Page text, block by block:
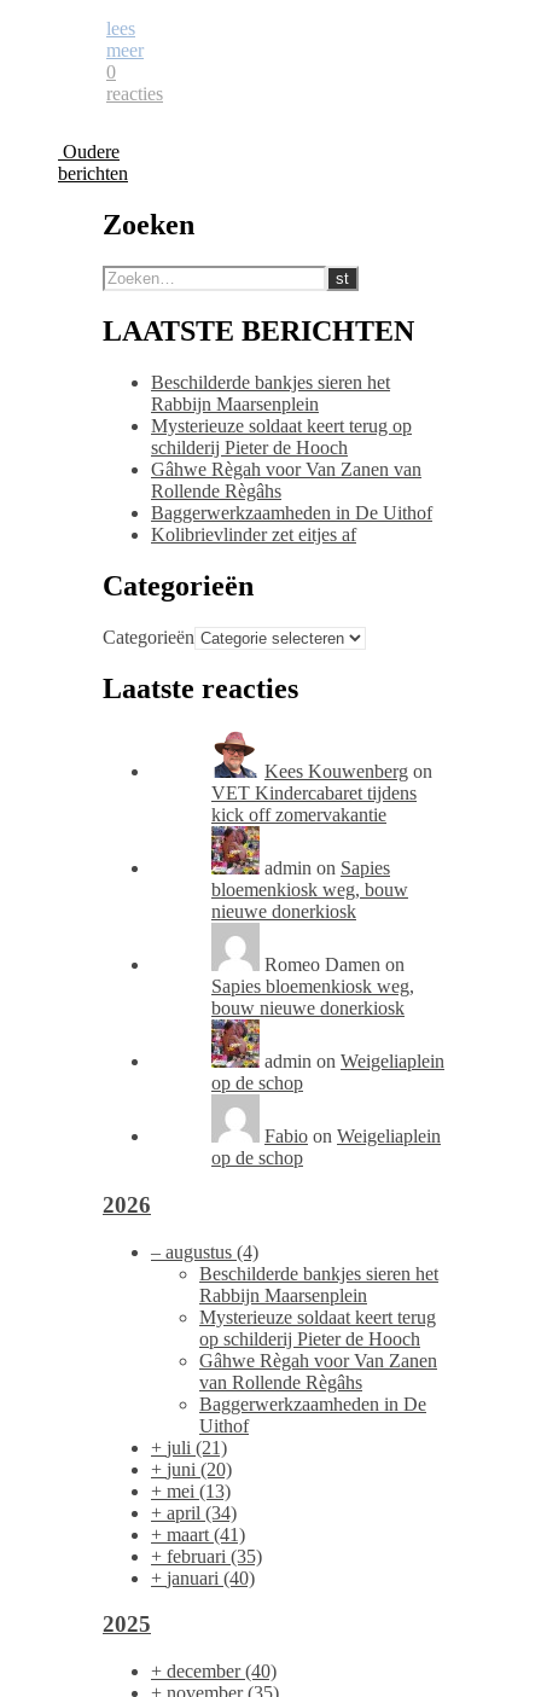
lees
meer
0
reacties
Oudere
berichten
Zoeken
LAATSTE BERICHTEN
Beschilderde bankjes sieren het
Rabbijn Maarsenplein
Mysterieuze soldaat keert terug op
schilderij Pieter de Hooch
Gâhwe Règah voor Van Zanen van
Rollende Règâhs
Baggerwerkzaamheden in De Uithof
Kolibrievlinder zet eitjes af
Categorieën
Categorieën
Laatste reacties
Kees Kouwenberg on
VET Kindercabaret tijdens
kick off zomervakantie
admin on Sapies
bloemenkiosk weg, bouw
nieuwe donerkiosk
Romeo Damen on
Sapies bloemenkiosk weg,
bouw nieuwe donerkiosk
admin on Weigeliaplein
op de schop
Fabio on Weigeliaplein
op de schop
2026
– augustus (4)
Beschilderde bankjes sieren het
Rabbijn Maarsenplein
Mysterieuze soldaat keert terug
op schilderij Pieter de Hooch
Gâhwe Règah voor Van Zanen
van Rollende Règâhs
Baggerwerkzaamheden in De
Uithof
+ juli (21)
+ juni (20)
+ mei (13)
+ april (34)
+ maart (41)
+ februari (35)
+ januari (40)
2025
+ december(40)